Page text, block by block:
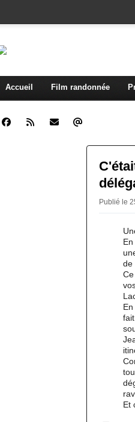
Accueil Film randonnée
Publié le
de
Et